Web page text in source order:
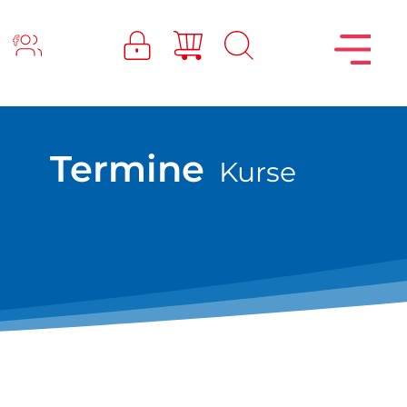
Termine Kurse